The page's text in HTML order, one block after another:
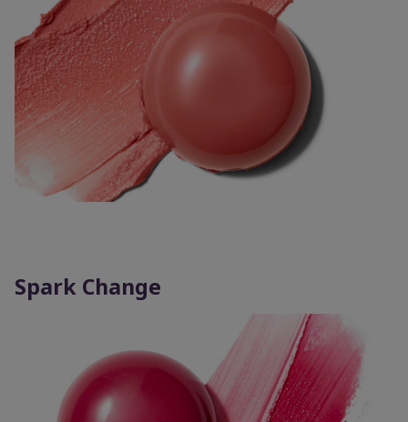
Spark Change